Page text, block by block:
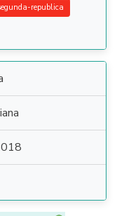
republica